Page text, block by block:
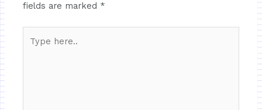
fields are marked *